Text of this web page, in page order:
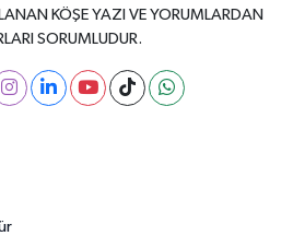
KÖŞE YAZI VE YORUMLARDAN
SORUMLUDUR.